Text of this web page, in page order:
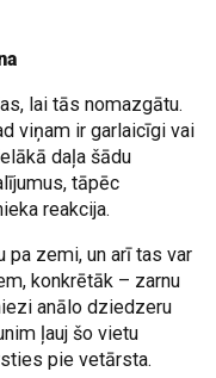
lai tās nomazgātu.
viņam ir garlaicīgi vai
daļa šādu
tāpēc
reakcija.
zemi, un arī tas var
konkrētāk – zarnu
anālo dziedzeru
ļauj šo vietu
pie vetārsta.